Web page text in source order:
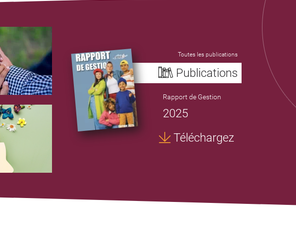
Toutes les publications
Publications
Rapport de Gestion
2025
Téléchargez